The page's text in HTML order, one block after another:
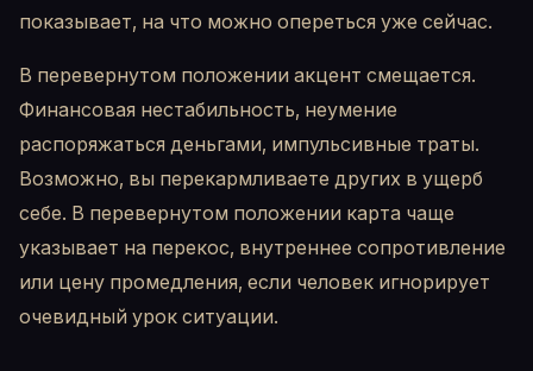
показывает, на что можно опереться уже сейчас.
В перевернутом положении акцент смещается.
Финансовая нестабильность, неумение
распоряжаться деньгами, импульсивные траты.
Возможно, вы перекармливаете других в ущерб
себе. В перевернутом положении карта чаще
указывает на перекос, внутреннее сопротивление
или цену промедления, если человек игнорирует
очевидный урок ситуации.